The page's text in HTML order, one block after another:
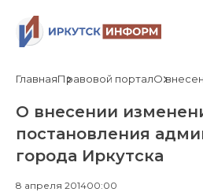
ГлавнаяПравовой порталО
О внесении
постановления
города Иркутска
8 апреля 201400:00